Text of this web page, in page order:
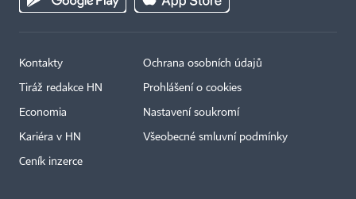
Kontakty
Tiráž redakce HN
Economia
Kariéra v HN
Ceník inzerce
Ochrana osobních údajů
Prohlášení o cookies
Nastavení soukromí
Všeobecné smluvní podmínky